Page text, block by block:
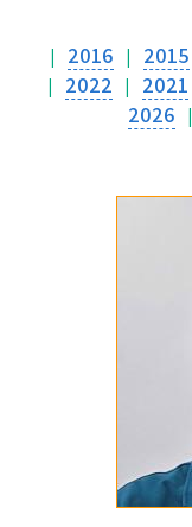
2015
|
2016
|
2021
|
2022
|
|
2026